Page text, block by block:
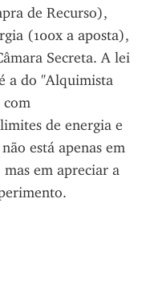
de Recurso),
(100x a aposta),
Secreta. A lei
a do "Alquimista
com
de energia e
está apenas em
em apreciar a